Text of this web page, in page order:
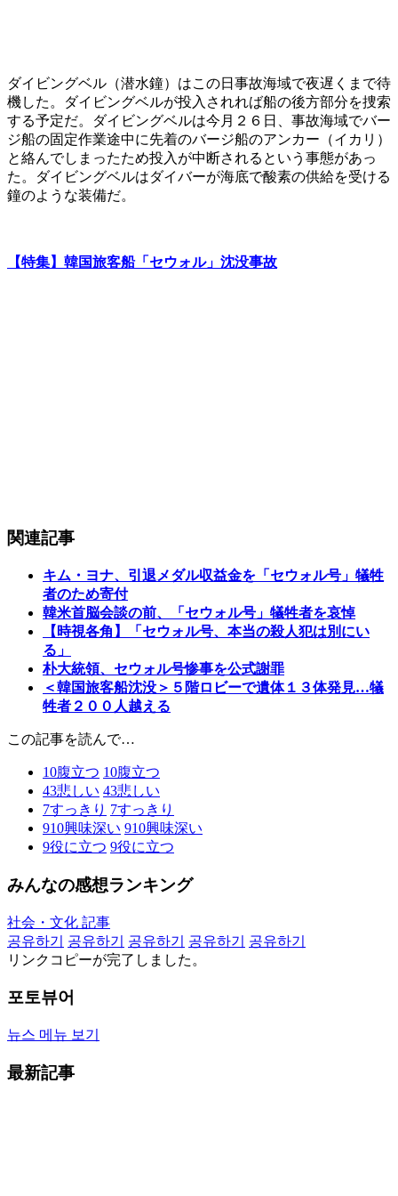
ダイビングベル（潜水鐘）はこの日事故海域で夜遅くまで待
機した。ダイビングベルが投入されれば船の後方部分を捜索
する予定だ。ダイビングベルは今月２６日、事故海域でバー
ジ船の固定作業途中に先着のバージ船のアンカー（イカリ）
と絡んでしまったため投入が中断されるという事態があっ
た。ダイビングベルはダイバーが海底で酸素の供給を受ける
鐘のような装備だ。
【特集】韓国旅客船「セウォル」沈没事故
関連記事
キム・ヨナ、引退メダル収益金を「セウォル号」犠牲
者のため寄付
韓米首脳会談の前、「セウォル号」犠牲者を哀悼
【時視各角】「セウォル号、本当の殺人犯は別にい
る」
朴大統領、セウォル号惨事を公式謝罪
＜韓国旅客船沈没＞５階ロビーで遺体１３体発見…犠
牲者２００人越える
この記事を読んで…
10腹立つ 10腹立つ
43悲しい 43悲しい
7すっきり 7すっきり
910興味深い 910興味深い
9役に立つ 9役に立つ
みんなの感想ランキング
社会・文化 記事
공유하기
공유하기 공유하기 공유하기
공유하기
リンクコピーが完了しました。
포토뷰어
뉴스 메뉴 보기
最新記事